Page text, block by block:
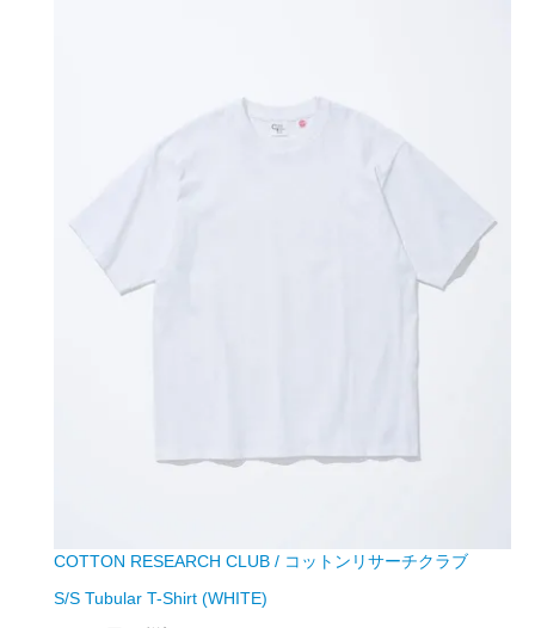
COTTON RESEARCH CLUB / コットンリサーチクラブ
S/S Tubular T-Shirt (WHITE)